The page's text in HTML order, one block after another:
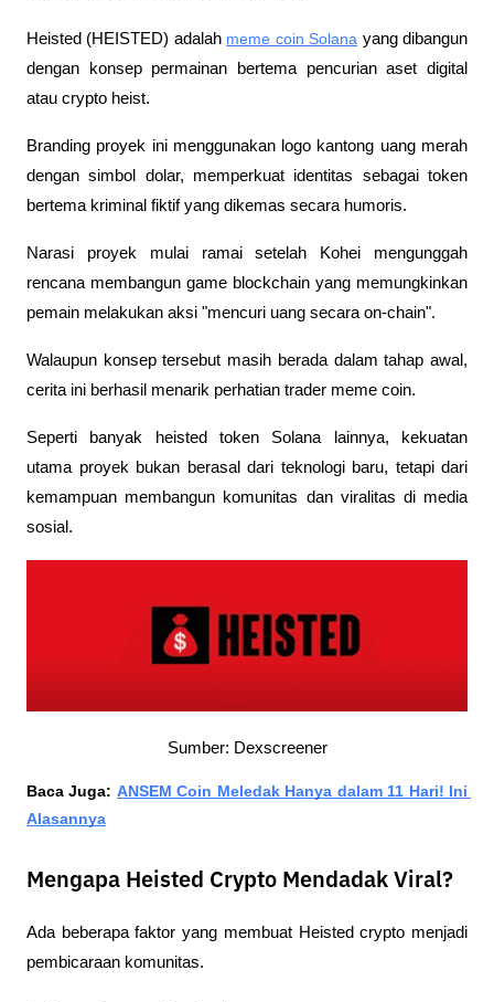
Heisted (HEISTED) adalah meme coin Solana yang dibangun
dengan konsep permainan bertema pencurian aset digital
atau crypto heist.
Branding proyek ini menggunakan logo kantong uang merah
dengan simbol dolar, memperkuat identitas sebagai token
bertema kriminal fiktif yang dikemas secara humoris.
Narasi proyek mulai ramai setelah Kohei mengunggah
rencana membangun game blockchain yang memungkinkan
pemain melakukan aksi "mencuri uang secara on-chain".
Walaupun konsep tersebut masih berada dalam tahap awal,
cerita ini berhasil menarik perhatian trader meme coin.
Seperti banyak heisted token Solana lainnya, kekuatan
utama proyek bukan berasal dari teknologi baru, tetapi dari
kemampuan membangun komunitas dan viralitas di media
sosial.
Sumber: Dexscreener
Baca Juga: ANSEM Coin Meledak Hanya dalam 11 Hari! Ini
Alasannya
Mengapa Heisted Crypto Mendadak Viral?
Ada beberapa faktor yang membuat Heisted crypto menjadi
pembicaraan komunitas.